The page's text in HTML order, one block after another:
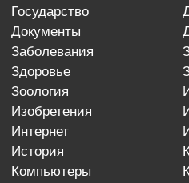
государство
документы
заболевания
здоровье
зоология
изобретения
интернет
история
компьютеры